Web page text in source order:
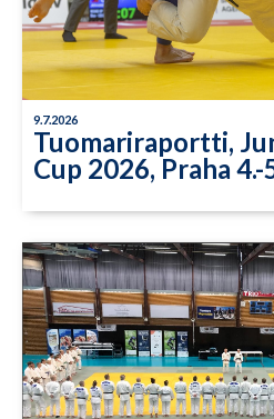
9.7.2026
Tuomariraportti,
Cup 2026, Praha